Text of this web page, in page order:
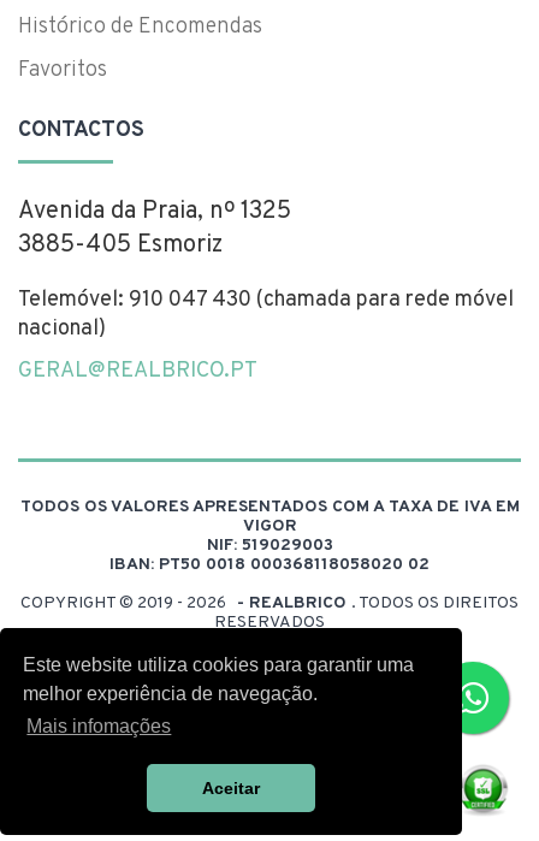
Este website utiliza cookies para garantir uma
melhor experiência de navegação.
Mais infomações
Aceitar
Histórico de Encomendas
Favoritos
CONTACTOS
Avenida da Praia, nº 1325
3885-405 Esmoriz
Telemóvel: 910 047 430 (chamada para rede móvel
nacional)
GERAL@REALBRICO.PT
TODOS OS VALORES APRESENTADOS COM A TAXA DE IVA EM
VIGOR
NIF: 519029003
IBAN: PT50 0018 000368118058020 02
COPYRIGHT © 2019 - 2026 - REALBRICO . TODOS OS DIREITOS
RESERVADOS